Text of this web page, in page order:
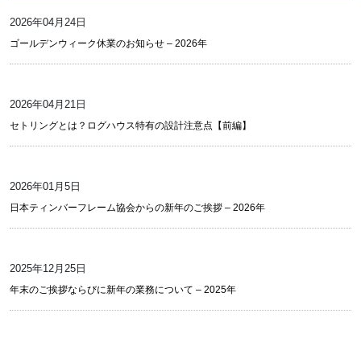
2026年04月24日
ゴールデンウィーク休業のお知らせ – 2026年
2026年04月21日
セトリングとは？ログハウス特有の設計注意点【前編】
2026年01月5日
日本ティンバーフレーム協会からの新年のご挨拶 – 2026年
2025年12月25日
年末のご挨拶ならびに新年の業務について – 2025年